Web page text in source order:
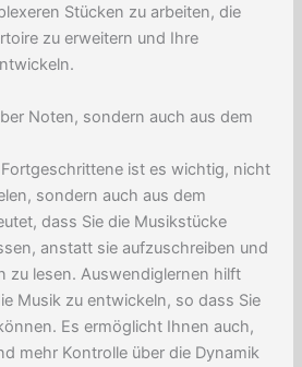
Stücken zu arbeiten, die
zu erweitern und Ihre
Noten, sondern auch aus dem
ist es wichtig, nicht
sondern auch aus dem
dass Sie die Musikstücke
anstatt sie aufzuschreiben und
zu lesen. Auswendiglernen hilft
Musik zu entwickeln, so dass Sie
Es ermöglicht Ihnen auch,
mehr Kontrolle über die Dynamik